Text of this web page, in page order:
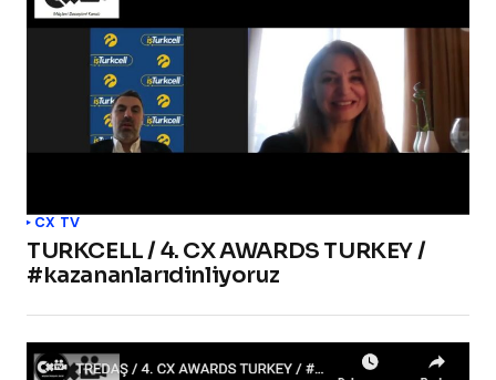
CX TV
TURKCELL / 4. CX AWARDS TURKEY /
#kazananlarıdinliyoruz